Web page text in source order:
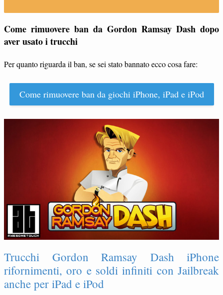
Come rimuovere ban da Gordon Ramsay Dash dopo
aver usato i trucchi
Per quanto riguarda il ban, se sei stato bannato ecco cosa fare:
Come rimuovere ban da giochi iPhone, iPad e iPod
Trucchi Gordon Ramsay Dash iPhone
rifornimenti, oro e soldi infiniti con Jailbreak
anche per iPad e iPod